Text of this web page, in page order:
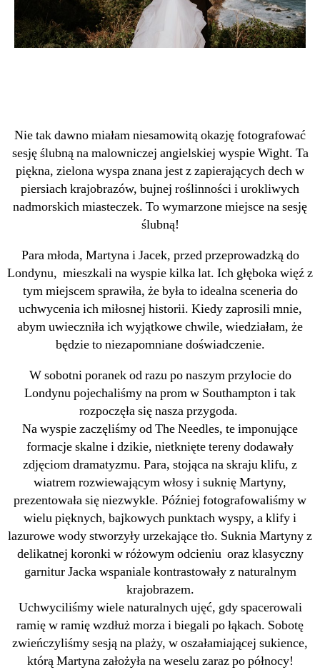
Nie tak dawno miałam niesamowitą okazję fotografować
sesję ślubną na malowniczej angielskiej wyspie Wight. Ta
piękna, zielona wyspa znana jest z zapierających dech w
piersiach krajobrazów, bujnej roślinności i urokliwych
nadmorskich miasteczek. To wymarzone miejsce na sesję
ślubną!
Para młoda, Martyna i Jacek, przed przeprowadzką do
Londynu, mieszkali na wyspie kilka lat. Ich głęboka więź z
tym miejscem sprawiła, że była to idealna sceneria do
uchwycenia ich miłosnej historii. Kiedy zaprosili mnie,
abym uwieczniła ich wyjątkowe chwile, wiedziałam, że
będzie to niezapomniane doświadczenie.
W sobotni poranek od razu po naszym przylocie do
Londynu pojechaliśmy na prom w Southamptoni tak
rozpoczęła się nasza przygoda.
Na wyspie zaczęliśmy od The Needles, te imponujące
formacje skalne i dzikie, nietknięte tereny dodawały
zdjęciom dramatyzmu. Para, stojąca na skraju klifu, z
wiatrem rozwiewającym włosy i suknię Martyny,
prezentowała się niezwykle. Później fotografowaliśmy w
wielu pięknych, bajkowych punktach wyspy, a klify i
lazurowe wody stworzyły urzekające tło. Suknia Martyny z
delikatnej koronki w różowym odcieniu oraz klasyczny
garnitur Jacka wspaniale kontrastowały z naturalnym
krajobrazem.
Uchwyciliśmy wiele naturalnych ujęć, gdy spacerowali
ramię w ramię wzdłuż morza i biegali po łąkach. Sobotę
zwieńczyliśmy sesją na plaży, w oszałamiającej sukience,
którą Martyna założyła na weselu zaraz po północy!